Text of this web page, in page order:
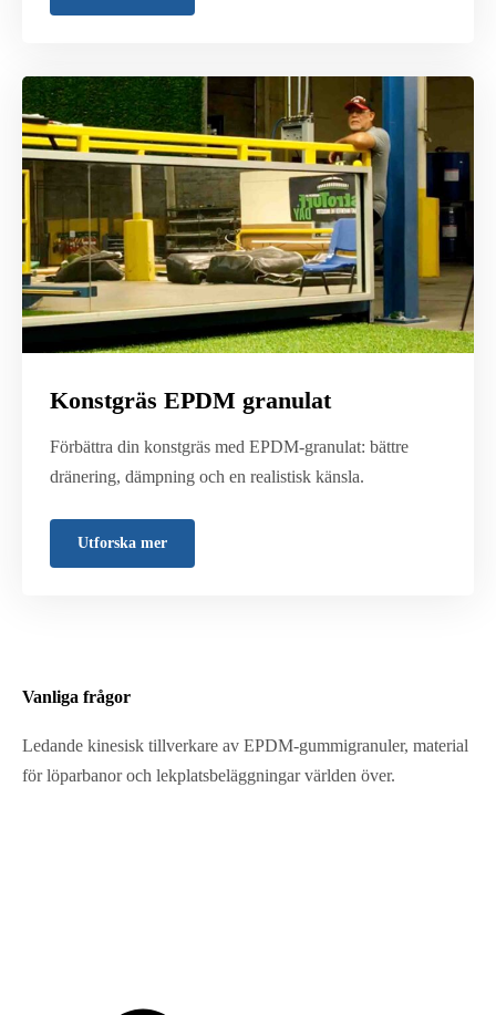
Konstgräs EPDM granulat
Förbättra din konstgräs med EPDM-granulat: bättre
dränering, dämpning och en realistisk känsla.
Utforska mer
Vanliga frågor
Ledande kinesisk tillverkare av EPDM-gummigranuler, material
för löparbanor och lekplatsbeläggningar världen över.